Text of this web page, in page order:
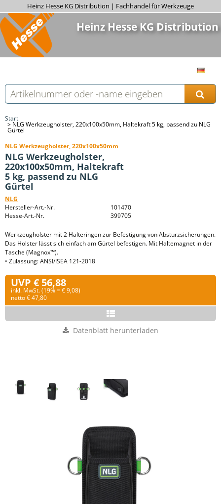
Heinz Hesse KG Distribution | Fachhandel für Werkzeuge
Heinz Hesse KG Distribution
Start
NLG Werkzeugholster, 220x100x50mm, Haltekraft 5 kg, passend zu NLG
Gürtel
NLG Werkzeugholster, 220x100x50mm
NLG Werkzeugholster,
220x100x50mm, Haltekraft
5 kg, passend zu NLG
Gürtel
NLG
Hersteller-Art.-Nr.
101470
Hesse-Art.-Nr.
399705
Werkzeugholster mit 2 Halteringen zur Befestigung von Absturzsicherungen.
Das Holster lässt sich einfach am Gürtel befestigen. Mit Haltemagnet in der
Tasche (Magnox™).
• Zulassung: ANSI/ISEA 121-2018
UVP € 56,88
inkl. MwSt. (19% = € 9,08)
netto € 47,80
Datenblatt herunterladen